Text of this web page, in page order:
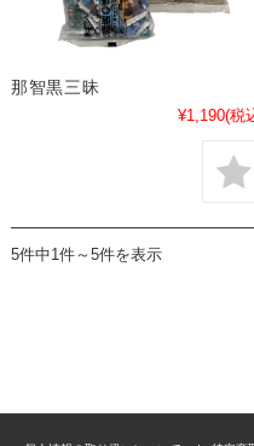
那智黒三昧
¥1,190(税
5件中1件～5件を表示